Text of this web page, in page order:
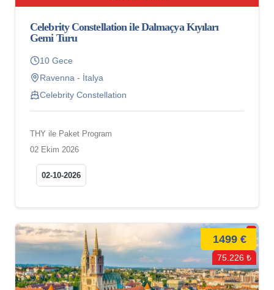
Celebrity Constellation ile Dalmaçya Kıyıları
Gemi Turu
10 Gece
Ravenna - İtalya
Celebrity Constellation
THY ile Paket Program
02 Ekim 2026
02-10-2026
1499 €
75.226 ₺